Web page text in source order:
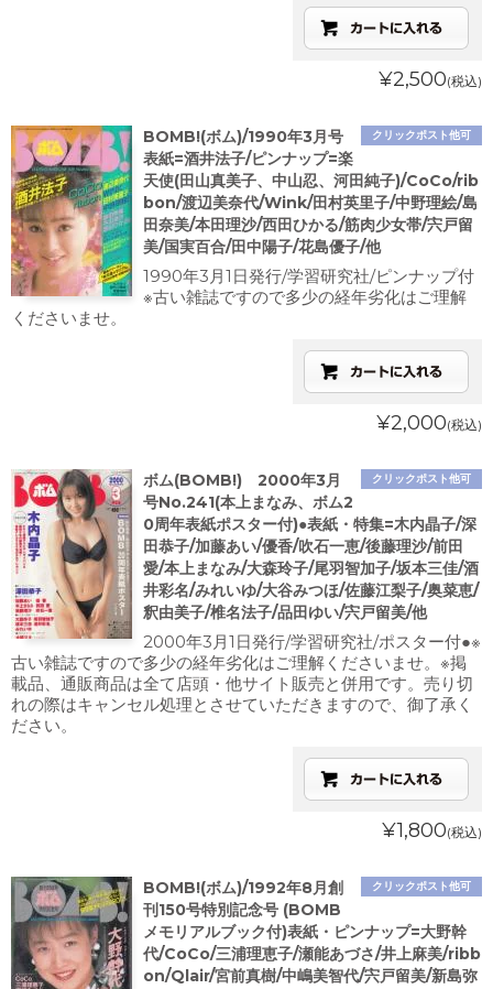
¥2,500(税込)
クリックポスト他可
BOMB!(ボム)/1990年3月号
表紙=酒井法子/ピンナップ=楽
天使(田山真美子、中山忍、河田純子)/CoCo/rib
bon/渡辺美奈代/Wink/田村英里子/中野理絵/島
田奈美/本田理沙/西田ひかる/筋肉少女帯/宍戸留
美/国実百合/田中陽子/花島優子/他
1990年3月1日発行/学習研究社/ピンナップ付
※古い雑誌ですので多少の経年劣化はご理解
くださいませ。
¥2,000(税込)
クリックポスト他可
ボム(BOMB!) 2000年3月
号No.241(本上まなみ、ボム2
0周年表紙ポスター付)●表紙・特集=木内晶子/深
田恭子/加藤あい/優香/吹石一恵/後藤理沙/前田
愛/本上まなみ/大森玲子/尾羽智加子/坂本三佳/酒
井彩名/みれいゆ/大谷みつほ/佐藤江梨子/奥菜恵/
釈由美子/椎名法子/品田ゆい/宍戸留美/他
2000年3月1日発行/学習研究社/ポスター付●※
古い雑誌ですので多少の経年劣化はご理解くださいませ。※掲
載品、通販商品は全て店頭・他サイト販売と併用です。売り切
れの際はキャンセル処理とさせていただきますので、御了承く
ださい。
¥1,800(税込)
クリックポスト他可
BOMB!(ボム)/1992年8月創
刊150号特別記念号 (BOMB
メモリアルブック付)表紙・ピンナップ=大野幹
代/CoCo/三浦理恵子/瀬能あづさ/井上麻美/ribb
on/Qlair/宮前真樹/中嶋美智代/宍戸留美/新島弥